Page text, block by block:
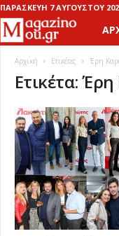
ΠΑΡΑΣΚΕΥΉ 7 ΑΥΓΟΎΣΤΟΥ
a
g
a
z
i
n
Αρχική Ετικέτες Έρη
Ετικέτα: